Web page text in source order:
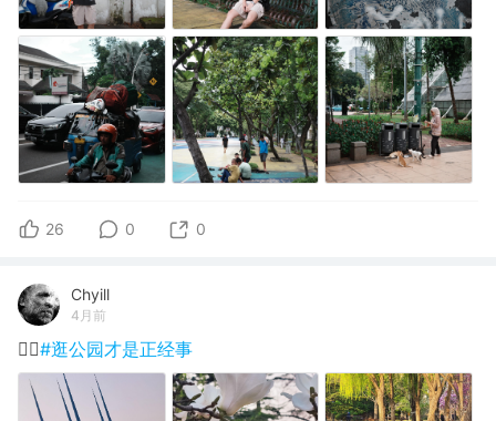
26 0 0
Chyill
4月前
🏃‍♂️#逛公园才是正经事